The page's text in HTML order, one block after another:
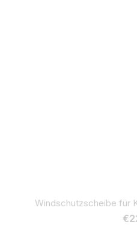
Windschutzscheibe für